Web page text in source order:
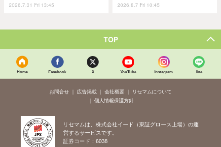
2026.7.31 Fri 13:45 2026.8.7 Fri 10:45
TOP
Home Facebook X YouTube Instagram line
お問合せ 広告掲載 会社概要
リセマムについて
個人情報保護方針
リセマムは、株式会社イード（東証グロース上場）の運
営するサービスです。
証券コード：6038